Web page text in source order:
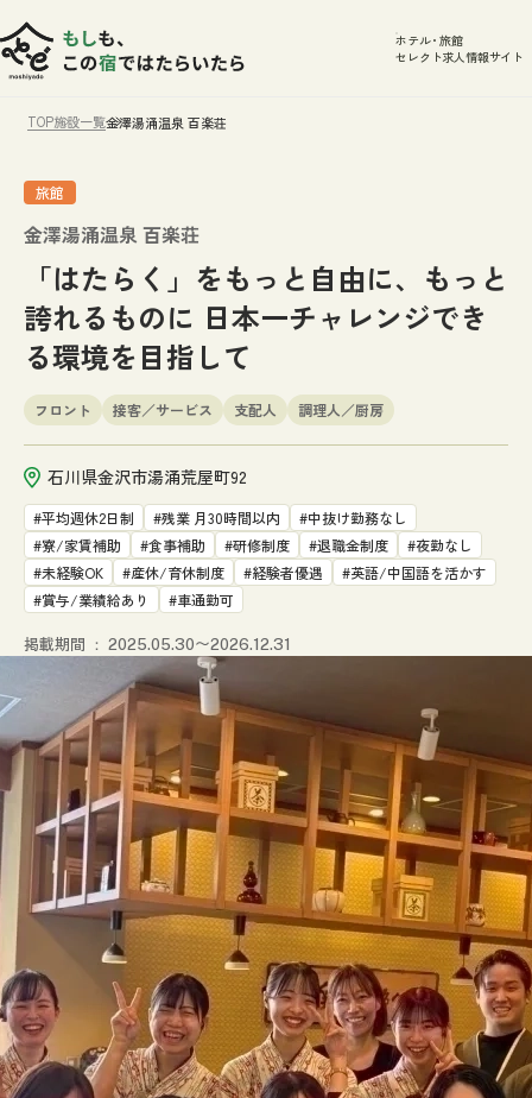
ホテル・旅館
セレクト求人情報サイト
TOP施設一覧金澤湯涌温泉 百楽荘
旅館
金澤湯涌温泉 百楽荘
「はたらく」をもっと自由に、もっと
誇れるものに 日本一チャレンジでき
る環境を目指して
フロント 接客／サービス 支配人 調理人／厨房
石川県金沢市湯涌荒屋町92
平均週休2日制 残業 月30時間以内
中抜け勤務なし
寮/家賃補助
食事補助 研修制度 退職金制度
夜勤なし
未経験OK
産休/育休制度 経験者優遇
英語/中国語を活かす
賞与/業績給あり
車通勤可
掲載期間 2025.05.30〜2026.12.31